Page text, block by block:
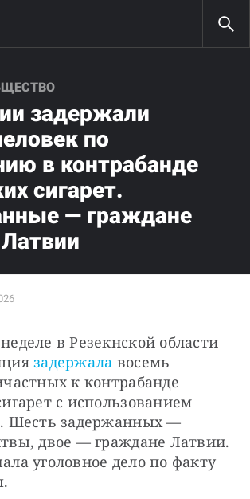
задержали
по
в контрабанде
сигарет.
— граждане
в Резекнской области
задержала восемь
к контрабанде
с использованием
Шесть задержанных —
двое — граждане Латвии.
уголовное дело по факту